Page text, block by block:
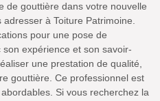
de gouttière dans votre nouvelle
à Toiture Patrimoine.
pour une pose de
expérience et son savoir-
une prestation de qualité,
gouttière. Ce professionnel est
Si vous recherchez la